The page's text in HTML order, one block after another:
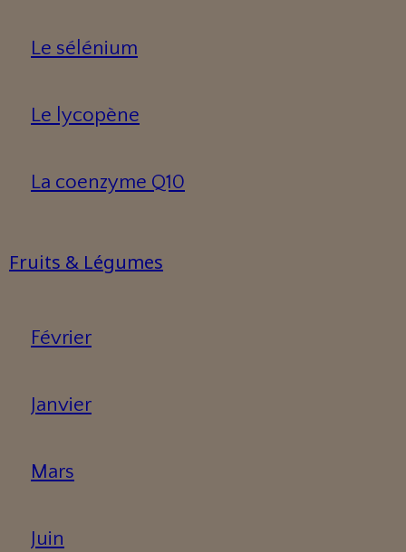
Le sélénium
Le lycopène
La coenzyme Q10
Fruits & Légumes
Février
Janvier
Mars
Juin